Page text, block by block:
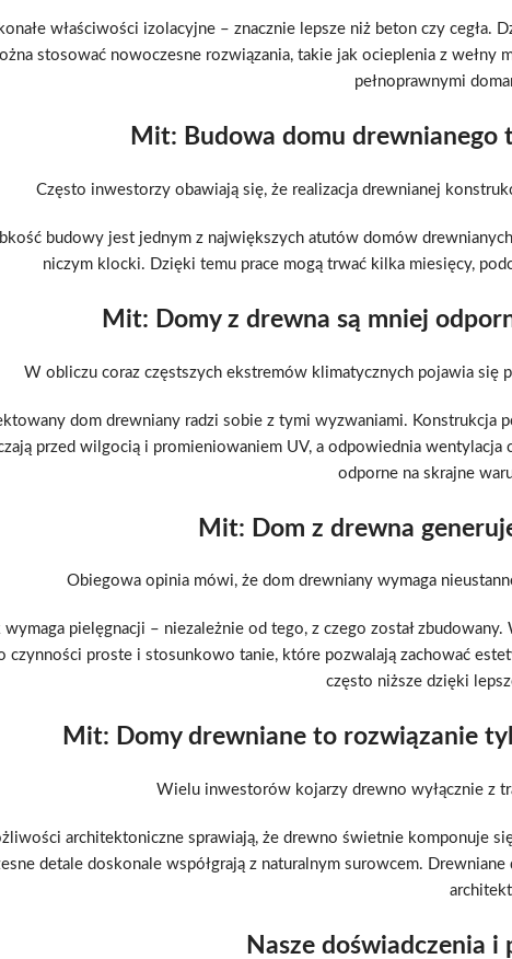
właściwości izolacyjne – znacznie lepsze niż beton czy cegła.
stosować nowoczesne rozwiązania, takie jak ocieplenia z wełny
pełnoprawnymi
Mit: Budowa domu drewnianego
Często inwestorzy obawiają się, że realizacja drewnianej
budowy jest jednym z największych atutów domów
niczym klocki. Dzięki temu prace mogą trwać kilka miesięcy,
Mit: Domy z drewna są mniej
W obliczu coraz częstszych ekstremów klimatycznych pojawia się
dom drewniany radzi sobie z tymi wyzwaniami. Konstrukcja
przed wilgocią i promieniowaniem UV, a odpowiednia
odporne na skrajne
Mit: Dom z drewna
Obiegowa opinia mówi, że dom drewniany wymaga
wymaga pielęgnacji – niezależnie od tego, z czego został
czynności proste i stosunkowo tanie, które pozwalają zachować
często niższe dzięki
Mit: Domy drewniane to rozwiązanie
Wielu inwestorów kojarzy drewno wyłącznie z
architektoniczne sprawiają, że drewno świetnie komponuje
detale doskonale współgrają z naturalnym surowcem.
Nasze doświadczenia